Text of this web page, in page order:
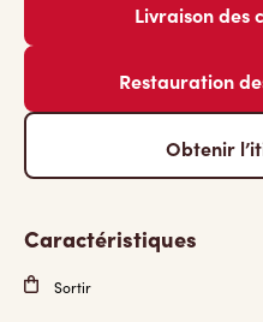
Livraison des
Restauration
Obtenir
Caractéristiques
Sortir